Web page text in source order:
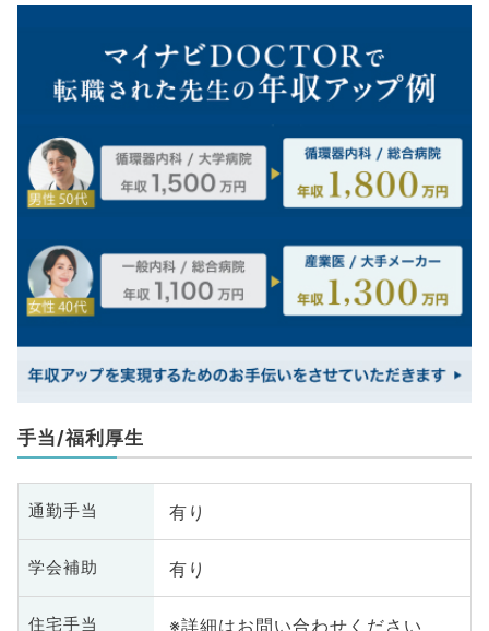
手当/福利厚生
通勤手当 有り
学会補助 有り
住宅手当 ※詳細はお問い合わせください